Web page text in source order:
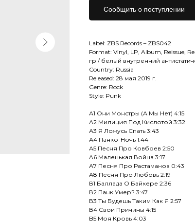
Сообщить о поступлении
Label: ZBS Records – ZBS042
Format: Vinyl, LP, Album, Reissue,
гр / белый внутренний
Country: Russia
Released: 28 мая 2019 г.
Genre: Rock
Style: Punk
А1 Они Монстры (А Мы Нет) 4:15
А2 Милиция Под Кислотой 3:32
А3 Я Ложусь Спать 3:43
А4 Панко-Ночь 1:44
А5 Песня Про Ковбоев 2:50
A6 Маленькая Война 3:17
А7 Песня Про Растаманов 0:43
А8 Песня Про Любовь 2:19
В1 Баллада О Байкере 2:36
В2 Панк Умер? 3:47
В3 Ты Будешь Таким Как Я 2:57
В4 Свои Причины 4:15
B5 Моя Кровь 4:03